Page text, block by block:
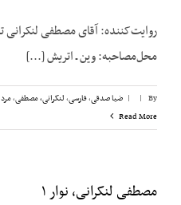
محل‌مصاحبه: وین ـ اتریش [...]
By
|
| ضیا صدقی,فارسی,لنکرانی، مصطفی,مرد
Read More
مصطفی لنکرانی، نوار ۱